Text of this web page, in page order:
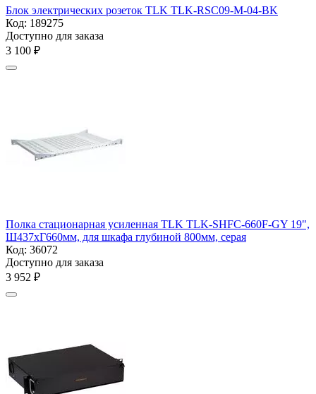
Блок электрических розеток TLK TLK-RSC09-M-04-BK
Код: 189275
Доступно для заказа
3 100 ₽
Полка стационарная усиленная TLK TLK-SHFC-660F-GY 19",
Ш437хГ660мм, для шкафа глубиной 800мм, серая
Код: 36072
Доступно для заказа
3 952 ₽